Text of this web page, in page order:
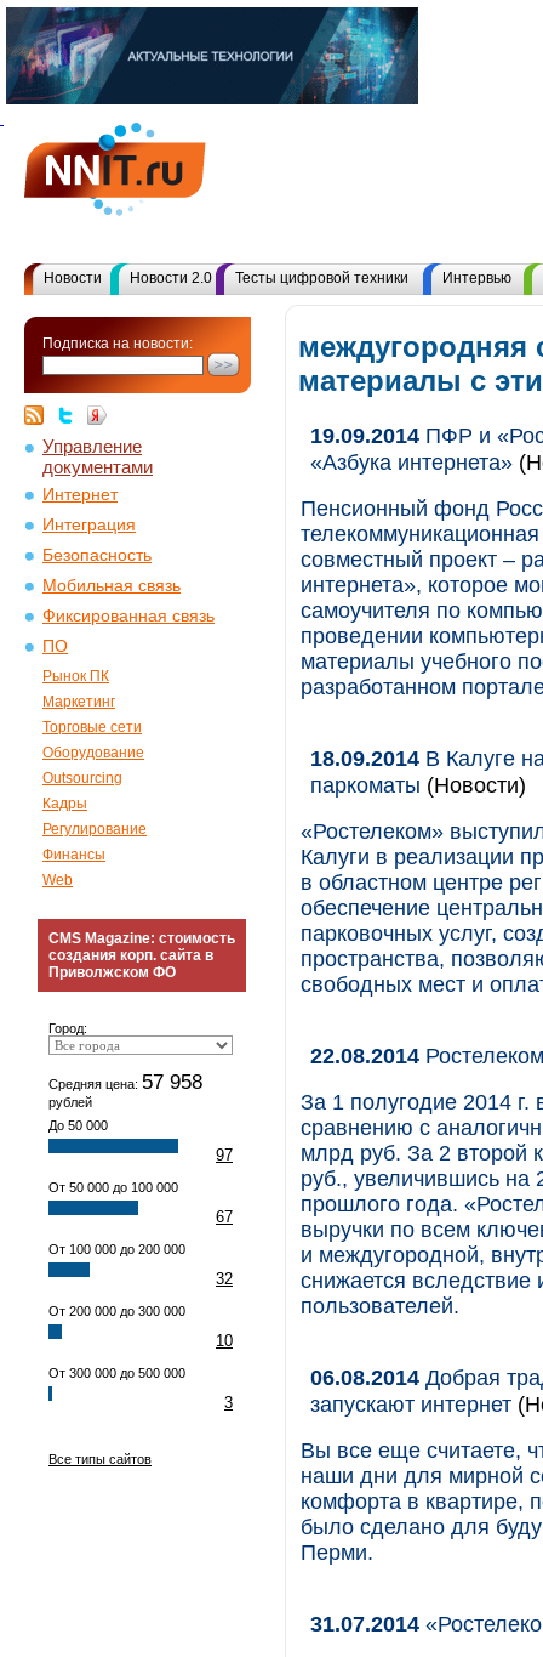
Новости Новости 2.0 Тесты цифровой техники Интервью
Подписка на новости:
Управление
документами
Интернет
Интеграция
Безопасность
Мобильная связь
Фиксированная связь
ПО
Рынок ПК
Маркетинг
Торговые сети
Оборудование
Outsourcing
Кадры
Регулирование
Финансы
Web
CMS Magazine: стоимость
создания корп. сайта в
Приволжском ФО
Город:
Средняя цена: 57 958
рублей
До 50 000
97
От 50 000 до 100 000
67
От 100 000 до 200 000
32
От 200 000 до 300 000
10
От 300 000 до 500 000
3
Все типы сайтов
междугородняя
материалы с
19.09.2014 ПФР и
«Азбука интернета»
Пенсионный фонд
совместный проект –
интернета», которое
самоучителя по
проведении
материалы учебного
разработанном
18.09.2014 В Калуге
паркоматы (Новости)
«Ростелеком»
Калуги в реализации
в областном центре
обеспечение
парковочных услуг,
пространства,
свободных мест и
22.08.2014
За 1 полугодие 2014
сравнению с
млрд руб. За 2 второй
руб., увеличившись
прошлого года.
выручки по всем
и междугородной,
снижается вследствие
пользователей.
06.08.2014 Добрая
запускают интернет
Вы все еще считаете,
наши дни для мирной
комфорта в квартире,
было сделано для
Перми.
31.07.2014